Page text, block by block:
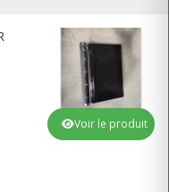
Voir le produit